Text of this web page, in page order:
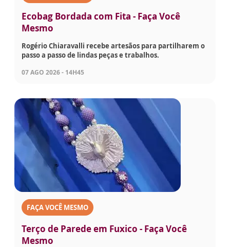
Ecobag Bordada com Fita - Faça Você
Mesmo
Rogério Chiaravalli recebe artesãos para partilharem o
passo a passo de lindas peças e trabalhos.
07 AGO 2026 - 14H45
FAÇA VOCÊ MESMO
Terço de Parede em Fuxico - Faça Você
Mesmo